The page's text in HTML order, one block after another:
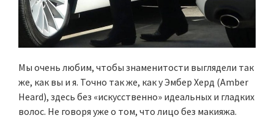
Мы очень любим, чтобы знаменитости выглядели так
же, как вы и я. Точно так же, как у Эмбер Херд (Amber
Heard), здесь без «искусственно» идеальных и гладких
волос. Не говоря уже о том, что лицо без макияжа.